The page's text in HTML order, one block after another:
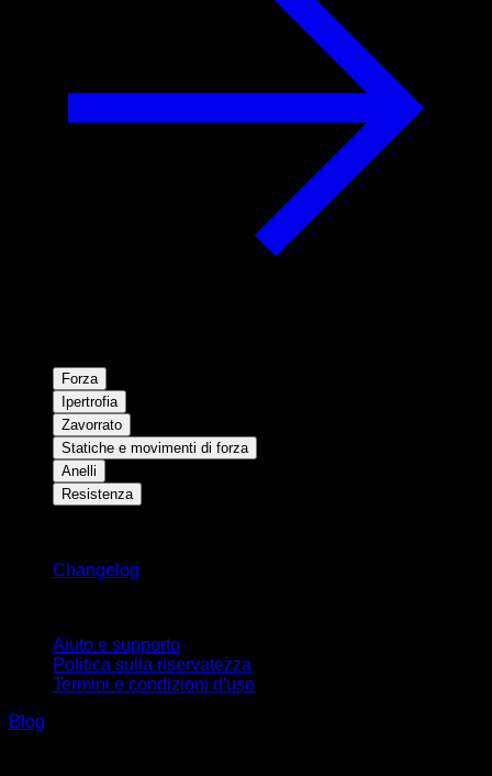
Forza
Ipertrofia
Zavorrato
Statiche e movimenti di forza
Anelli
Resistenza
Changelog
Aiuto e supporto
Politica sulla riservatezza
Termini e condizioni d'uso
Blog